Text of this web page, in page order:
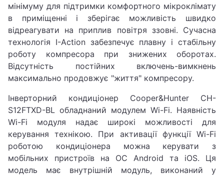
мінімуму для підтримки комфортного мікроклімату
в приміщенні і зберігає можливість швидко
відреагувати на приплив повітря ззовні. Сучасна
технологія I-Action забезпечує плавну і стабільну
роботу компресора при знижених оборотах.
Відсутність постійних включень-вимкнень
максимально продовжує "життя" компресору.
Інверторний кондиціонер Cooper&Hunter CH-
S12FTXD-BL обладнаний модулем Wi-Fi. Наявність
Wi-Fi модуля надає широкі можливості для
керування технікою. При активації функції Wi-Fi
роботою кондиціонера можна керувати з
мобільних пристроїв на ОС Android та iOS. Ця
модель має внутрішній модуль, виконаний у